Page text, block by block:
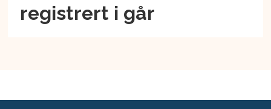
registrert i går